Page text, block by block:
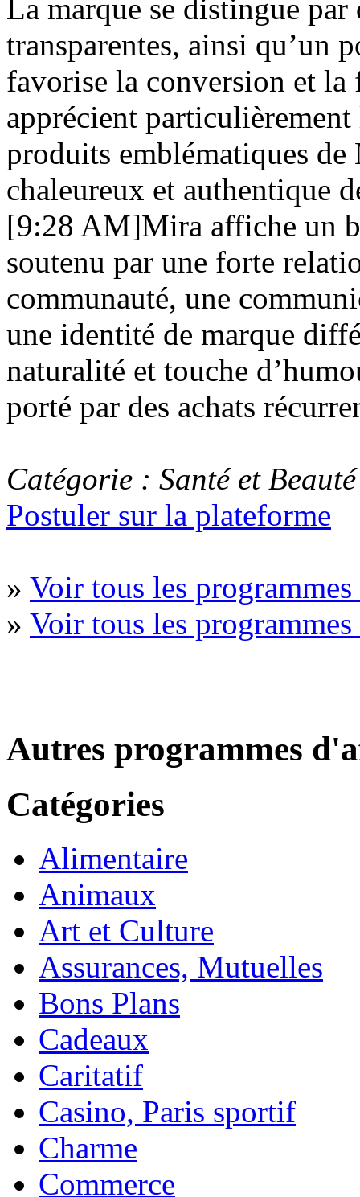
La marque se distingue
transparentes, ainsi qu’un
favorise la conversion et
apprécient
produits emblématiques
chaleureux et authentique
[9:28 AM]Mira affiche un
soutenu par une forte
communauté, une
une identité de marque
naturalité et touche
porté par des achats
Catégorie : Santé et Beauté
Postuler sur la plateforme
» Voir tous les
» Voir tous les
Autres programmes
Catégories
Alimentaire
Animaux
Art et Culture
Assurances, Mutuelles
Bons Plans
Cadeaux
Caritatif
Casino, Paris sportif
Charme
Commerce